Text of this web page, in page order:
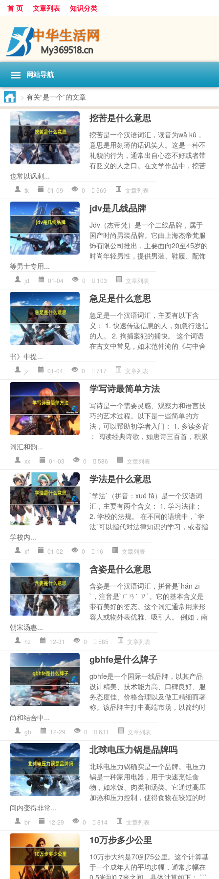
首 页 文章列表 知识分类
网站导航
> 有关“是一个”的文章
挖苦是什么意思
挖苦是一个汉语词汇，读音为wā kǔ，
意思是用刻薄的话讥笑人。这是一种不
礼貌的行为，通常出自心态不好或者带
有贬义的人之口。在文学作品中，挖苦
也常以讽刺...
tk 01-09 0 569 文章列表
jdv是几线品牌
Jdv（杰帝梵）是一个二线品牌，属于
国产时尚男装品牌。它由上海杰帝梵服
饰有限公司推出，主要面向20至45岁的
时尚年轻男性，提供男装、鞋履、配饰
等男士专用...
jd 01-04 0 103 文章列表
急足是什么意思
急足是一个汉语词汇，主要有以下含
义： 1. 快速传递信息的人，如急行送信
的人。 2. 拘捕案犯的捕快。 这个词语
在古文中常见，如宋范仲淹的《与中舍
书》中提...
jz 01-04 0 717 文章列表
学写诗最简单方法
写诗是一个需要灵感、观察力和语言技
巧的艺术过程。以下是一些简单的方
法，可以帮助初学者入门： 1. 多读多背
： 阅读经典诗歌，如唐诗三百首，积累
词汇和韵...
xx 01-03 0 586 文章列表
学法是什么意思
`学法`（拼音：xué fǎ）是一个汉语词
汇，主要有两个含义： 1. 学习法律；
2. 学校的法规。 在不同的语境中，`学
法`可以指代对法律知识的学习，或者指
学校内...
xf 01-02 0 16 文章列表
含姿是什么意思
含姿是一个汉语词汇，拼音是`hán zī
`，注音是`ㄏㄢˊ ㄗ`。它的基本含义是
带有美好的姿态。这个词汇通常用来形
容人或物外表优雅、吸引人。 例如，南
朝宋汤惠...
hz 12-31 0 585 文章列表
gbhfe是什么牌子
gbhfe是一个国际一线品牌，以其产品
设计精美、技术能力高、口碑良好、服
务态度佳、价格合理以及做工精细而著
称。该品牌主打中高端市场，以简约时
尚和结合中...
gb 12-29 0 631 文章列表
北球电压力锅是品牌吗
北球电压力锅确实是一个品牌。电压力
锅是一种家用电器，用于快速烹饪食
物，如米饭、肉类和汤类。它通过高压
加热和压力控制，使得食物在较短的时
间内变得非常...
br 12-29 0 814 文章列表
10万步多少公里
10万步大约是70到75公里。这个计算基
于一个成年人的平均步幅，通常步幅在